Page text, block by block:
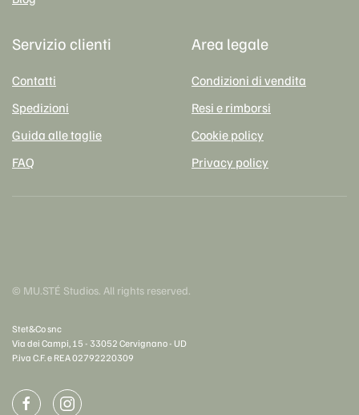
Servizio clienti
Contatti
Spedizioni
Guida alle taglie
FAQ
Area legale
Condizioni di vendita
Resi e rimborsi
Cookie policy
Privacy policy
© MU.STÉ Studios. All rights reserved.
Stet&Co snc
Via dei Campi, 15 - 33052 Cervignano - UD
P.iva C.F. e REA 0279​2220309